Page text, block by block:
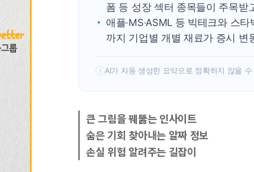
폼 등 성장 섹터 종목들이 주목받
애플·MS·ASML 등 빅테크와 스
까지 기업별 개별 재료가 증시 변
! AI가 자동 생성한 요약으로 정확하지 않을 수
큰 그림을 꿰뚫는 인사이트
숨은 기회 찾아내는 알짜 정보
손실 위험 알려주는 길잡이